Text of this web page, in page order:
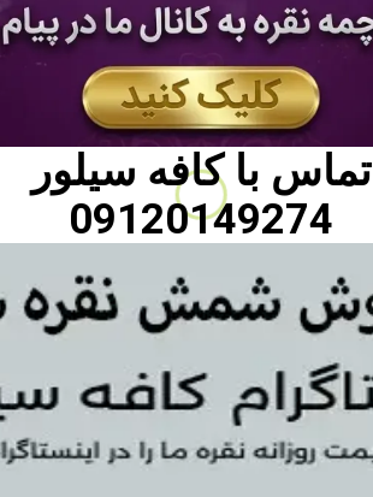
تماس باکافه سیلور
09120149274